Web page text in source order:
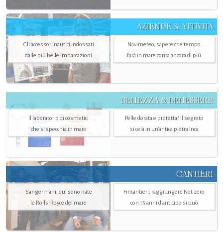
AZIENDE & ATTIVITÀ
Gli accessori nautici indossati
dalle più belle imbarcazioni
Navimeteo, sapere che tempo
farà in mare conta ancora di più
BELLEZZA & BENESSERE
Il laboratorio di cosmetici
che si specchia in mare
Pelle dorata e protetta? Il segreto
si cela in un’antica pietra Inca
CANTIERI
Sangermani, qui sono nate
le Rolls-Royce del mare
Fincantieri, raggiungere Net zero
con 15 anni d'anticipo si può